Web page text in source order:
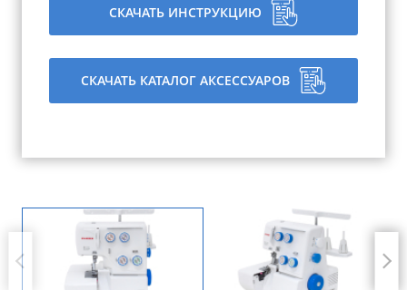
СКАЧАТЬ ИНСТРУКЦИЮ
СКАЧАТЬ КАТАЛОГ АКСЕССУАРОВ